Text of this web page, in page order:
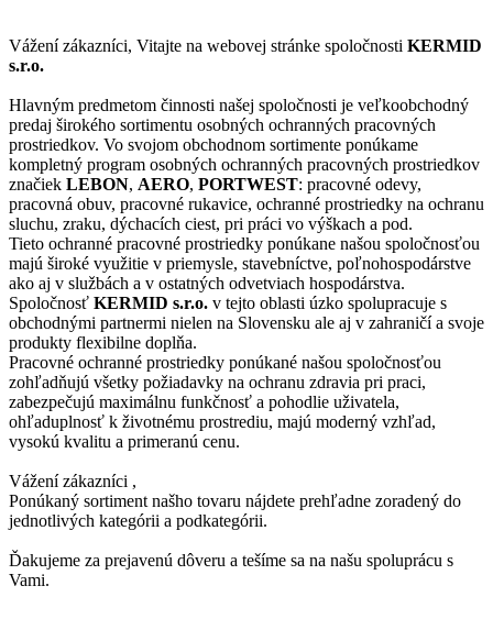
Vážení zákazníci, Vitajte na webovej stránke spoločnosti KERMID
s.r.o.
Hlavným predmetom činnosti našej spoločnosti je veľkoobchodný
predaj širokého sortimentu osobných ochranných pracovných
prostriedkov. Vo svojom obchodnom sortimente ponúkame
kompletný program osobných ochranných pracovných prostriedkov
značiek LEBON, AERO, PORTWEST: pracovné odevy,
pracovná obuv, pracovné rukavice, ochranné prostriedky na ochranu
sluchu, zraku, dýchacích ciest, pri práci vo výškach a pod.
Tieto ochranné pracovné prostriedky ponúkane našou spoločnosťou
majú široké využitie v priemysle, stavebníctve, poľnohospodárstve
ako aj v službách a v ostatných odvetviach hospodárstva.
Spoločnosť KERMID s.r.o. v tejto oblasti úzko spolupracuje s
obchodnými partnermi nielen na Slovensku ale aj v zahraničí a svoje
produkty flexibilne doplňa.
Pracovné ochranné prostriedky ponúkané našou spoločnosťou
zohľadňujú všetky požiadavky na ochranu zdravia pri praci,
zabezpečujú maximálnu funkčnosť a pohodlie uživatela,
ohľaduplnosť k životnému prostrediu, majú moderný vzhľad,
vysokú kvalitu a primeranú cenu.
Vážení zákazníci ,
Ponúkaný sortiment našho tovaru nájdete prehľadne zoradený do
jednotlivých kategórii a podkategórii.
Ďakujeme za prejavenú dôveru a tešíme sa na našu spoluprácu s
Vami.